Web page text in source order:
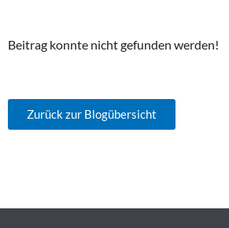
Beitrag konnte nicht gefunden werden!
Zurück zur Blogübersicht